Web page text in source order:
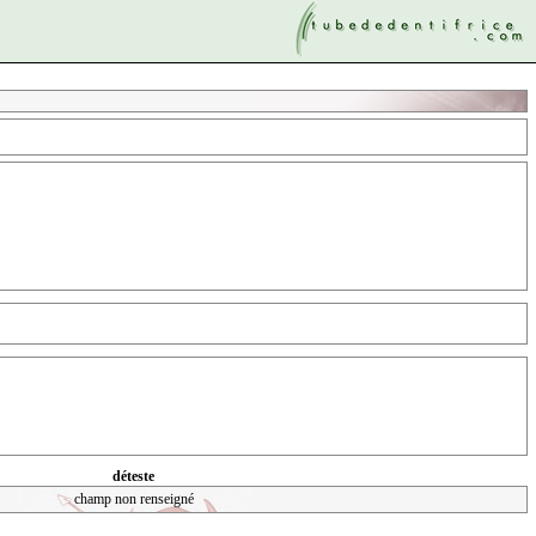
déteste
champ non renseigné